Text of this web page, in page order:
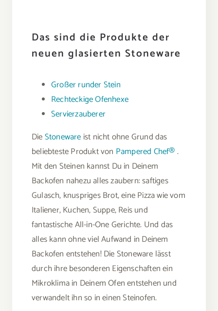
Das sind die Produkte der
neuen glasierten Stoneware
Großer runder Stein
Rechteckige Ofenhexe
Servierzauberer
DieStoneware ist nicht ohne Grund das
beliebteste Produkt von Pampered Chef®.
Mit den Steinen kannst Du in Deinem
Backofen nahezu alles zaubern: saftiges
Gulasch, knuspriges Brot, eine Pizza wie vom
Italiener, Kuchen, Suppe, Reis und
fantastische All-in-One Gerichte. Und das
alles kann ohne viel Aufwand in Deinem
Backofen entstehen! Die Stoneware lässt
durch ihre besonderen Eigenschaften ein
Mikroklima in Deinem Ofen entstehen und
verwandelt ihn so in einen Steinofen.